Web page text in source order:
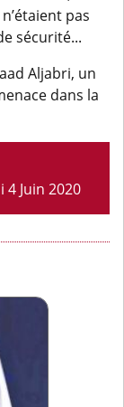
pas
sécurité...
Aljabri, un
dans la
4 Juin 2020